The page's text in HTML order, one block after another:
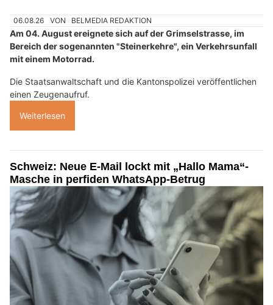
06.08.26 VON BELMEDIA REDAKTION
Am 04. August ereignete sich auf der Grimselstrasse, im
Bereich der sogenannten "Steinerkehre", ein Verkehrsunfall
mit einem Motorrad.
Die Staatsanwaltschaft und die Kantonspolizei veröffentlichen
einen Zeugenaufruf.
Weiterlesen
Schweiz: Neue E-Mail lockt mit „Hallo Mama“-
Masche in perfiden WhatsApp-Betrug